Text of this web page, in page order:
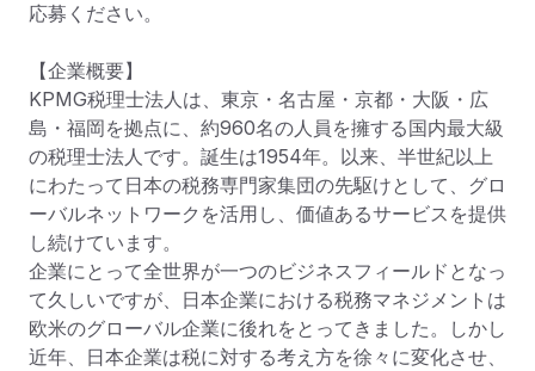
応募ください。
【企業概要】
KPMG税理士法人は、東京・名古屋・京都・大阪・広
島・福岡を拠点に、約960名の人員を擁する国内最大級
の税理士法人です。誕生は1954年。以来、半世紀以上
にわたって日本の税務専門家集団の先駆けとして、グロ
ーバルネットワークを活用し、価値あるサービスを提供
し続けています。
企業にとって全世界が一つのビジネスフィールドとなっ
て久しいですが、日本企業における税務マネジメントは
欧米のグローバル企業に後れをとってきました。しかし
近年、日本企業は税に対する考え方を徐々に変化させ、